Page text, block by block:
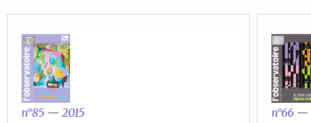
n°85 — 2015 n°66 —